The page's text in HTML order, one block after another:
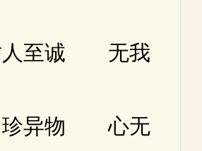
至诚 无我
异物 心无